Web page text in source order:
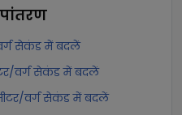
सेकंड में बदलें
वर्ग सेकंड में बदलें
वर्ग सेकंड में बदलें